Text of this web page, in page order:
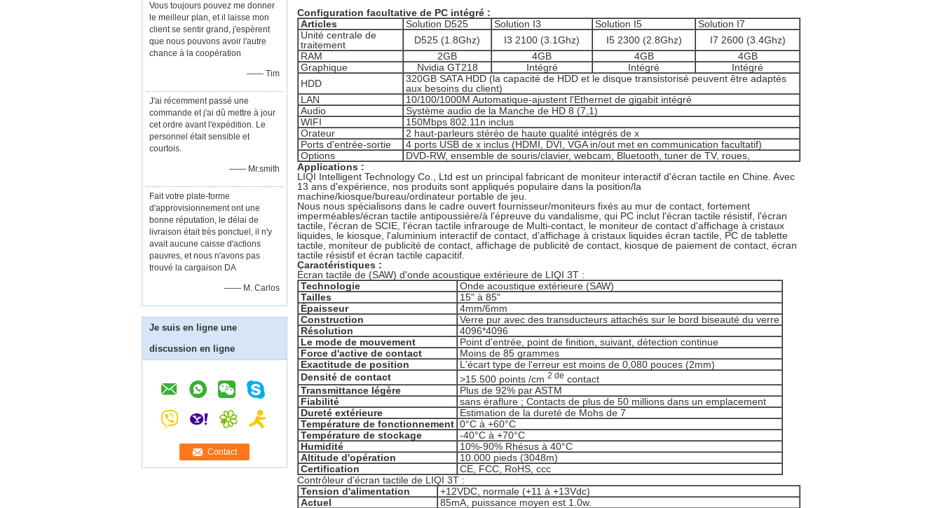
Vous toujours pouvez me donner
le meilleur plan, et il laisse mon
client se sentir grand, j'espèrent
que nous pouvons avoir l'autre
chance à la coopération
—— Tim
J'ai récemment passé une
commande et j'ai dû mettre à jour
cet ordre avant l'expédition. Le
personnel était sensible et
courtois.
—— Mr.smith
Fait votre plate-forme
d'approvisionnement ont une
bonne réputation, le délai de
livraison était très ponctuel, il n'y
avait aucune caisse d'actions
pauvres, et nous n'avons pas
trouvé la cargaison DA
—— M. Carlos
Je suis en ligne une
discussion en ligne
Contact
Configuration facultative de PC intégré :
Articles
Solution D525 Solution I3 Solution I5
Solution I7
Unité centrale de
traitement
D525 (1.8Ghz) I3 2100 (3.1Ghz) I5 2300 (2.8Ghz)
I7 2600 (3.4Ghz)
RAM
2GB 4GB 4GB
4GB
Graphique
Nvidia GT218 Intégré Intégré
Intégré
HDD
320GB SATA HDD (la capacité de HDD et le disque transistorisé peuvent être adaptés
aux besoins du client)
LAN
10/100/1000M Automatique-ajustent l'Ethernet de gigabit intégré
Audio
Système audio de la Manche de HD 8 (7,1)
WIFI
150Mbps 802.11n inclus
Orateur
2 haut-parleurs stéréo de haute qualité intégrés de x
Ports d'entrée-sortie
4 ports USB de x inclus (HDMI, DVI, VGA in/out met en communication facultatif)
Options
DVD-RW, ensemble de souris/clavier, webcam, Bluetooth, tuner de TV, roues,
Applications :
LIQI Intelligent Technology Co., Ltd est un principal fabricant de moniteur interactif d'écran tactile en Chine. Avec
13 ans d'expérience, nos produits sont appliqués populaire dans la position/la
machine/kiosque/bureau/ordinateur portable de jeu.
Nous nous spécialisons dans le cadre ouvert fournisseur/moniteurs fixés au mur de contact, fortement
imperméables/écran tactile antipoussière/à l'épreuve du vandalisme, qui PC inclut l'écran tactile résistif, l'écran
tactile, l'écran de SCIE, l'écran tactile infrarouge de Multi-contact, le moniteur de contact d'affichage à cristaux
liquides, le kiosque, l'aluminium interactif de contact, d'affichage à cristaux liquides écran tactile, PC de tablette
tactile, moniteur de publicité de contact, affichage de publicité de contact, kiosque de paiement de contact, écran
tactile résistif et écran tactile capacitif.
Caractéristiques :
Écran tactile de (SAW) d'onde acoustique extérieure de LIQI 3T :
Technologie
Onde acoustique extérieure (SAW)
Tailles
15" à 85"
Épaisseur
4mm/6mm
Construction
Verre pur avec des transducteurs attachés sur le bord biseauté du verre
Résolution
4096*4096
Le mode de mouvement
Point d'entrée, point de finition, suivant, détection continue
Force d'active de contact
Moins de 85 grammes
Exactitude de position
L'écart type de l'erreur est moins de 0,080 pouces (2mm)
Densité de contact
>15.500 points /cm 2 de contact
Transmittance légère
Plus de 92% par ASTM
Fiabilité
sans éraflure ; Contacts de plus de 50 millions dans un emplacement
Dureté extérieure
Estimation de la dureté de Mohs de 7
Température de fonctionnement 0°C à +60°C
Température de stockage
-40°C à +70°C
Humidité
10%-90% Rhésus à 40°C
Altitude d'opération
10.000 pieds (3048m)
Certification
CE, FCC, RoHS, ccc
Contrôleur d'écran tactile de LIQI 3T :
Tension d'alimentation
+12VDC, normale (+11 à +13Vdc)
Actuel
85mA, puissance moyen est 1.0w.